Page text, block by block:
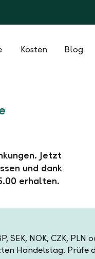
Kosten Blog
Jetzt
und dank
erhalten.
SEK, NOK, CZK, PLN
Handelstag. Prüfe